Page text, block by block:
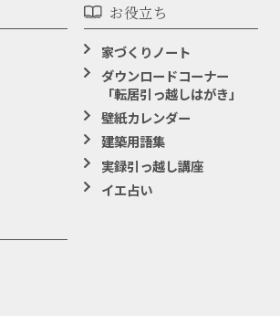
お役立ち
家づくりノート
ダウンロードコーナー
「転居引っ越しはがき」
壁紙カレンダー
建築用語集
実録引っ越し講座
イエ占い